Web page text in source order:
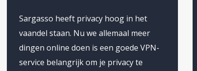
Sargasso heeft privacy hoog in het
vaandel staan. Nu we allemaal meer
dingen online doen is een goede VPN-
service belangrijk om je privacy te